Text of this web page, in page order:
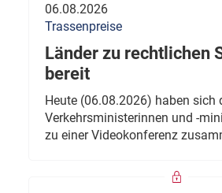
06.08.2026
Trassenpreise
Länder zu rechtlichen
bereit
Heute (06.08.2026) haben sich
Verkehrsministerinnen und -
zu einer Videokonferenz